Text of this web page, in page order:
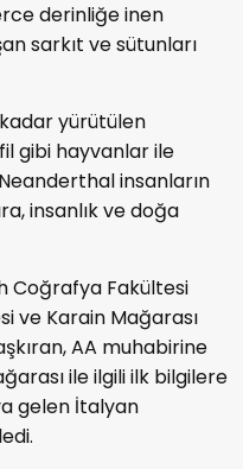
derinliğe inen
sarkıt ve sütunları
yürütülen
gibi hayvanlar ile
insanların
insanlık ve doğa
Coğrafya Fakültesi
ve Karain Mağarası
AA muhabirine
ile ilgili ilk bilgilere
gelen İtalyan